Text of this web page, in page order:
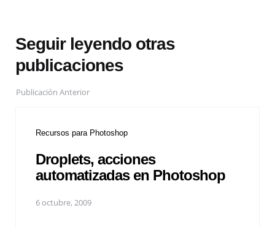
Seguir leyendo otras
publicaciones
Publicación Anterior
Recursos para Photoshop
Droplets, acciones
automatizadas en Photoshop
6 octubre, 2009